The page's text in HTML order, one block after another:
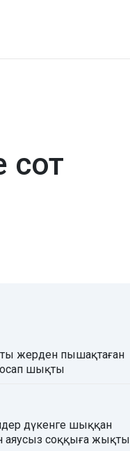
сот
жерден пышақтаған
шықты
дүкенге шыққан
соққыға жықты